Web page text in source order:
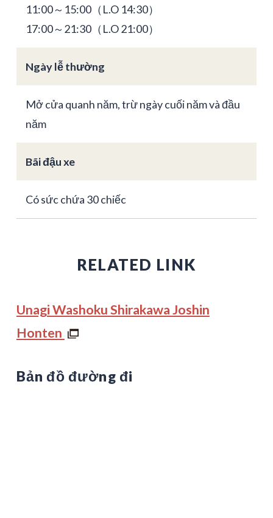
11:00～15:00（L.O 14:30）
17:00～21:30（L.O 21:00）
Ngày lễ thường
Mở cửa quanh năm, trừ ngày cuối năm và đầu
năm
Bãi đậu xe
Có sức chứa 30 chiếc
RELATED LINK
Unagi Washoku Shirakawa Joshin
Honten
Bản đồ đường đi